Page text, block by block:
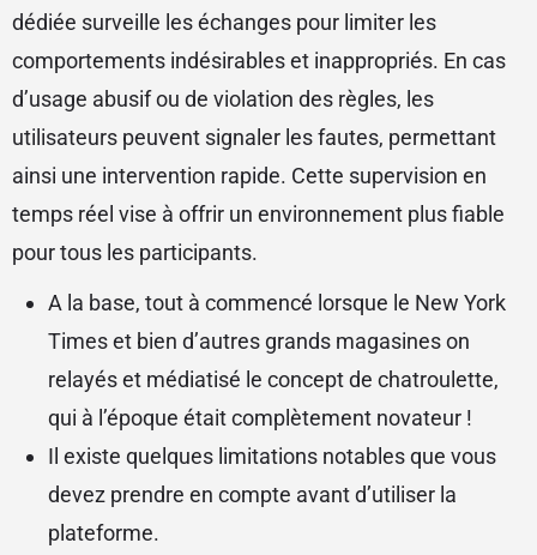
dédiée surveille les échanges pour limiter les
comportements indésirables et inappropriés. En cas
d’usage abusif ou de violation des règles, les
utilisateurs peuvent signaler les fautes, permettant
ainsi une intervention rapide. Cette supervision en
temps réel vise à offrir un environnement plus fiable
pour tous les participants.
A la base, tout à commencé lorsque le New York
Times et bien d’autres grands magasines on
relayés et médiatisé le concept de chatroulette,
qui à l’époque était complètement novateur !
Il existe quelques limitations notables que vous
devez prendre en compte avant d’utiliser la
plateforme.